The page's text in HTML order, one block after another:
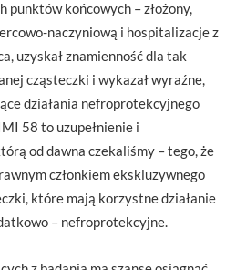
punktów końcowych – złożony,
naczyniową i hospitalizacje z
uzyskał znamienność dla tak
cząsteczki i wykazał wyraźne,
działania nefroprotekcyjnego
58 to uzupełnienie i
od dawna czekaliśmy – tego, że
członkiem ekskluzywnego
które mają korzystne działanie
– nefroprotekcyjne.